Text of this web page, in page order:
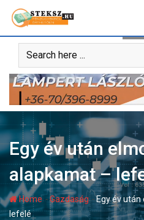
content
Egy év után
alapkamat –
Home-Gazdaság-Egy év
lefelé